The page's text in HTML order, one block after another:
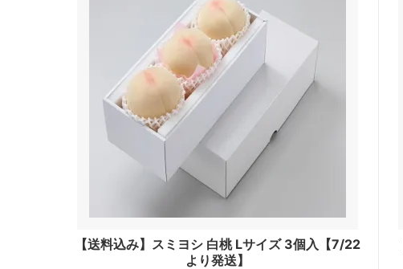
【送料込み】スミヨシ 白桃 Lサイズ 3個入【7/22
より発送】